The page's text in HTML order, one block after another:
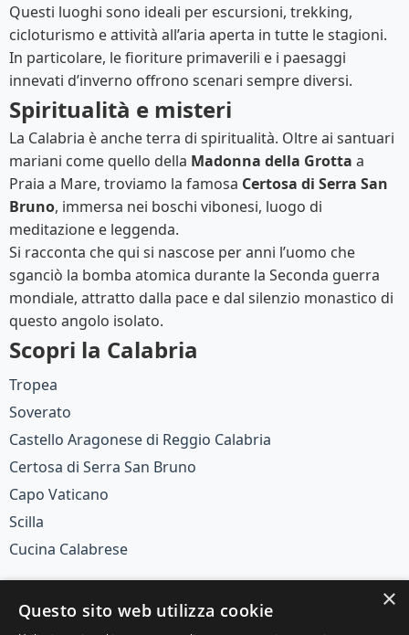
Questi luoghi sono ideali per escursioni, trekking,
cicloturismo e attività all’aria aperta in tutte le stagioni.
In particolare, le fioriture primaverili e i paesaggi
innevati d’inverno offrono scenari sempre diversi.
Spiritualità e misteri
La Calabria è anche terra di spiritualità. Oltre ai santuari
mariani come quello della Madonna della Grotta a
Praia a Mare, troviamo la famosa Certosa di Serra San
Bruno, immersa nei boschi vibonesi, luogo di
meditazione e leggenda.
Si racconta che qui si nascose per anni l’uomo che
sganciò la bomba atomica durante la Seconda guerra
mondiale, attratto dalla pace e dal silenzio monastico di
questo angolo isolato.
Scopri la Calabria
Tropea
Soverato
Castello Aragonese di Reggio Calabria
Certosa di Serra San Bruno
Capo Vaticano
Scilla
Cucina Calabrese
×
Questo sito web utilizza cookie